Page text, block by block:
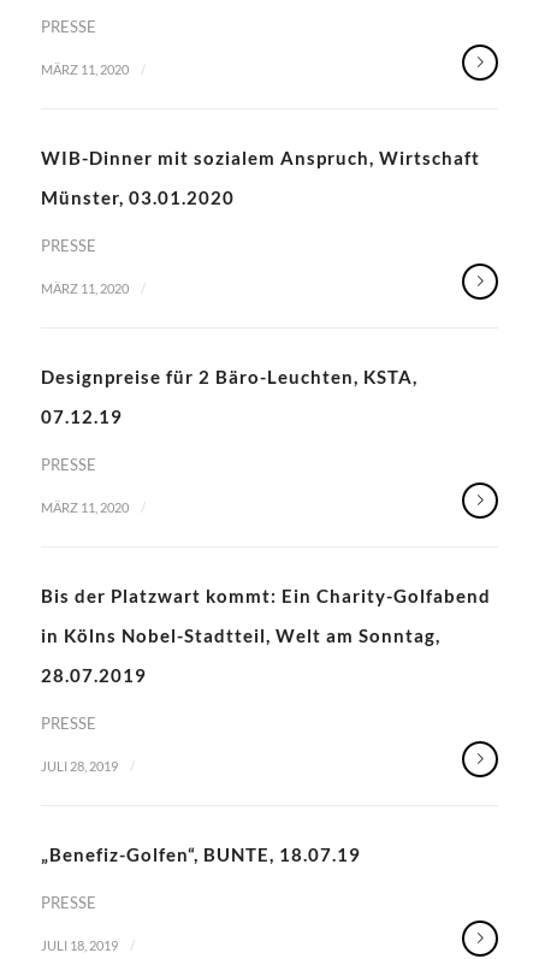
PRESSE
MÄRZ 11, 2020 /
WIB-Dinner mit sozialem Anspruch, Wirtschaft
Münster, 03.01.2020
PRESSE
MÄRZ 11, 2020 /
Designpreise für 2 Bäro-Leuchten, KSTA,
07.12.19
PRESSE
MÄRZ 11, 2020 /
Bis der Platzwart kommt: Ein Charity-Golfabend
in Kölns Nobel-Stadtteil, Welt am Sonntag,
28.07.2019
PRESSE
JULI 28, 2019 /
„Benefiz-Golfen“, BUNTE, 18.07.19
PRESSE
JULI 18, 2019 /